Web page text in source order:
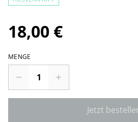
18,00 €
MENGE
Jetzt